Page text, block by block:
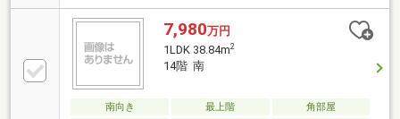
令和2年築。床暖房やミストサウナ完備。
**【FACILITY】**内廊下設計、トリプルセキュリティ
採用。下階住戸なしで音の心配も軽減。～～～～～～
～～～～～～～～～～～～～～～～■■マンツーマンセ
ミナー実施中■■物件探しの前に、住宅ローンや無理の
ない予算設定、賃貸と購入の比較などをわかりやすく
ご説明。お客様一人ひとりに合った住まい探しをサポ
7,980万円
1LDK 38.84m2
14階 南
南向き 最上階
角部屋